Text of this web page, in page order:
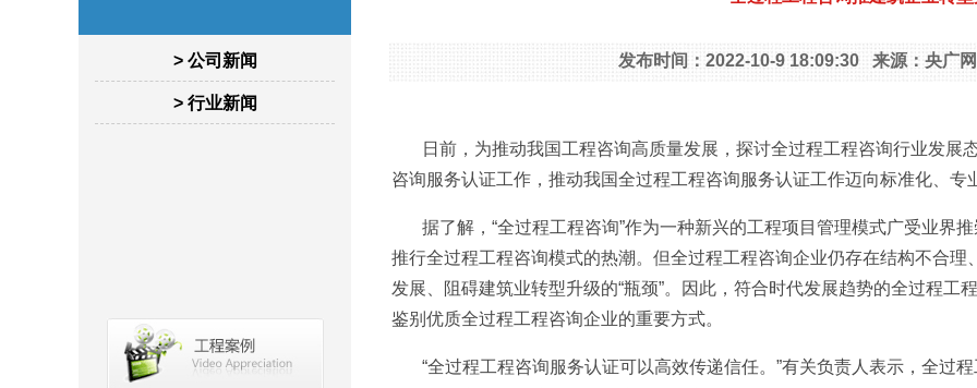
> 公司新闻
> 行业新闻
发布时间：2022-10-9 18:09:30 来源：央广
日前，为推动我国工程咨询高质量发展，探讨全过程工程咨询行业发展
咨询服务认证工作，推动我国全过程工程咨询服务认证工作迈向标准化、专
据了解，“全过程工程咨询”作为一种新兴的工程项目管理模式广受业界
推行全过程工程咨询模式的热潮。但全过程工程咨询企业仍存在结构不合
发展、阻碍建筑业转型升级的“瓶颈”。因此，符合时代发展趋势的全过程工
鉴别优质全过程工程咨询企业的重要方式。
“全过程工程咨询服务认证可以高效传递信任。”有关负责人表示，全过